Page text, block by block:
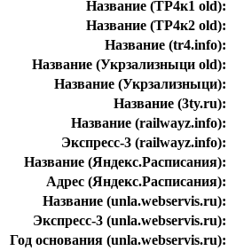
Название (ТР4к1 old):
Название (ТР4к2 old):
Название (tr4.info):
Название (Укрзализныци old):
Название (Укрзализныци):
Название (3ty.ru):
Название (railwayz.info):
Экспресс-3 (railwayz.info):
Название (Яндекс.Расписания):
Адрес (Яндекс.Расписания):
Название (unla.webservis.ru):
Экспресс-3 (unla.webservis.ru):
Год основания (unla.webservis.ru):